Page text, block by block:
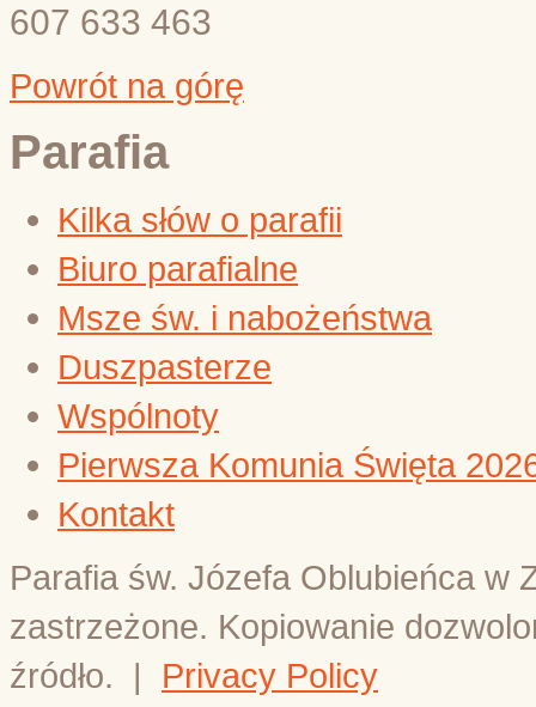
607 633 463
Powrót na górę
Parafia
Kilka słów o parafii
Biuro parafialne
Msze św. i nabożeństwa
Duszpasterze
Wspólnoty
Pierwsza Komunia Święta
Kontakt
Parafia św. Józefa Oblubieńca w
zastrzeżone. Kopiowanie
źródło. | Privacy Policy